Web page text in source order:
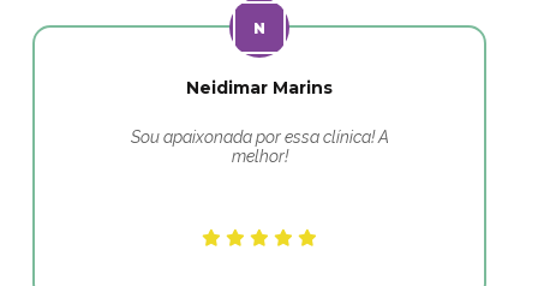
Neidimar Marins
Sou apaixonada por essa clínica! A
melhor!